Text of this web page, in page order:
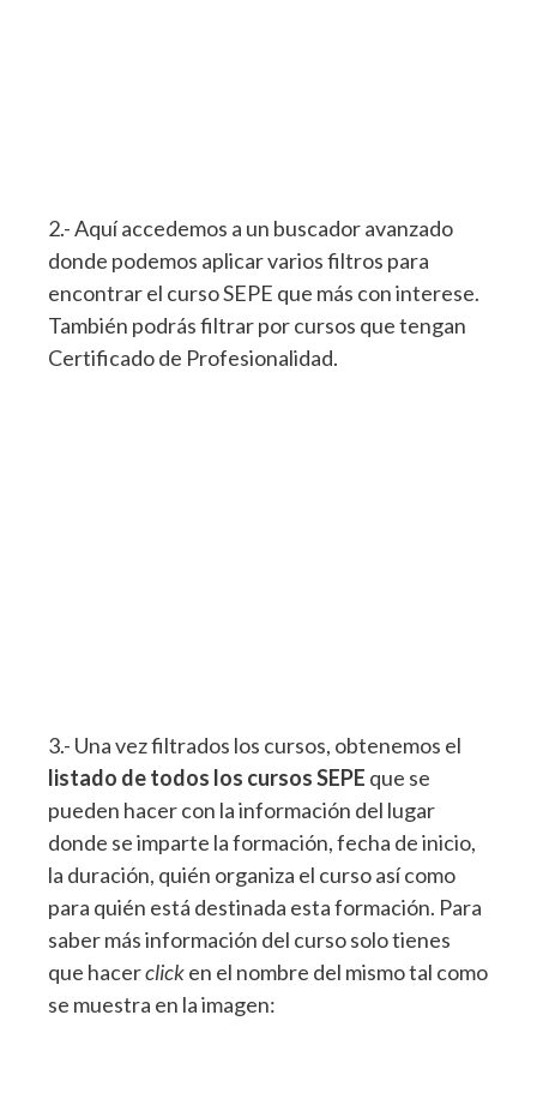
2.- Aquí accedemos a un buscador avanzado
donde podemos aplicar varios filtros para
encontrar el curso SEPE que más con interese.
También podrás filtrar por cursos que tengan
Certificado de Profesionalidad.
3.- Una vez filtrados los cursos, obtenemos el
listado de todos los cursos SEPE que se
pueden hacer con la información del lugar
donde se imparte la formación, fecha de inicio,
la duración, quién organiza el curso así como
para quién está destinada esta formación. Para
saber más información del curso solo tienes
que hacerclicken el nombre del mismo tal como
se muestra en la imagen: